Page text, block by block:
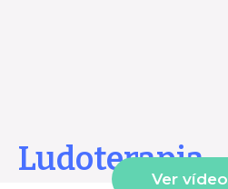
Ludoterapia
Ver vídeo